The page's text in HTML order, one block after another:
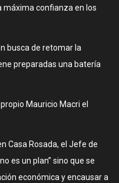
máxima confianza en los
busca de retomar la
preparadas una batería
Mauricio Macri el
Casa Rosada, el Jefe de
es un plan” sino que se
económica y encausar a